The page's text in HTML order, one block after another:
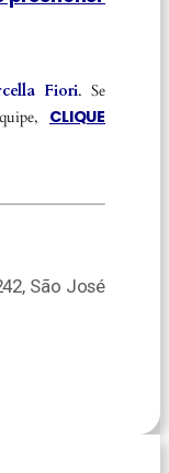
Fiori. Se
CLIQUE
São José